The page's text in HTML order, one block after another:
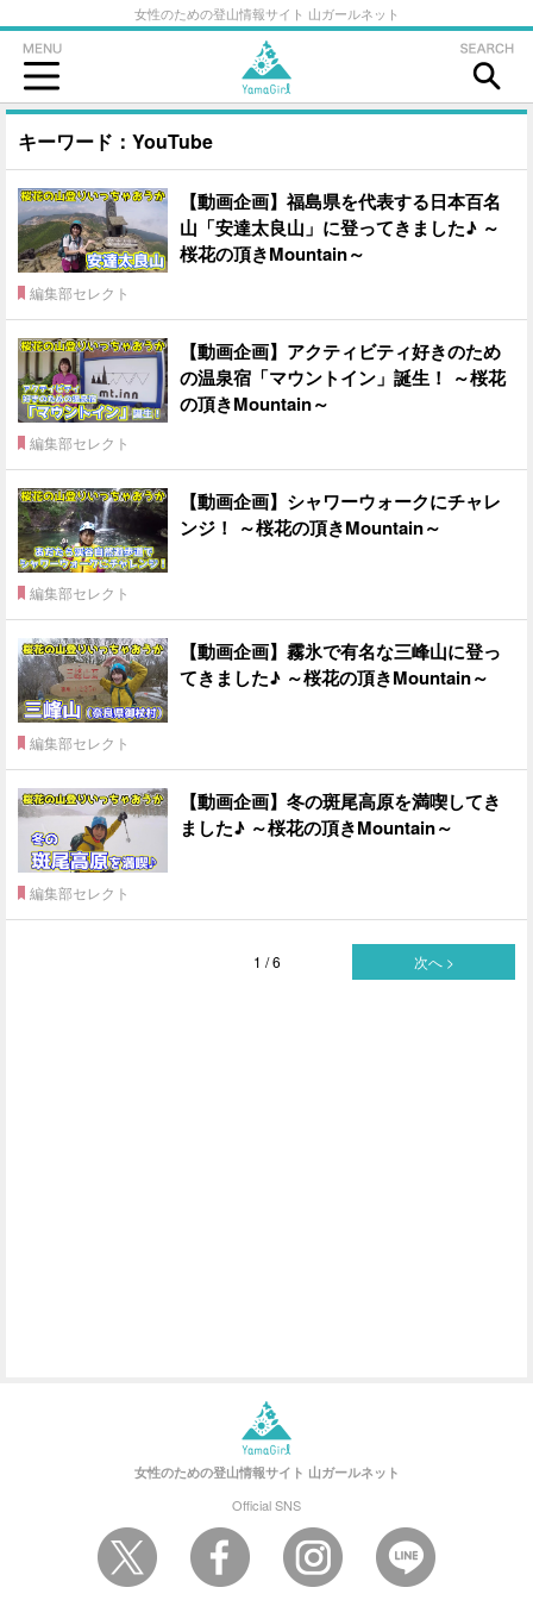
女性のための登山情報サイト 山ガールネット
キーワード：YouTube
【動画企画】福島県を代表する日本百名
山「安達太良山」に登ってきました♪ ～
桜花の頂きMountain～
編集部セレクト
【動画企画】アクティビティ好きのため
の温泉宿「マウントイン」誕生！ ～桜花
の頂きMountain～
編集部セレクト
【動画企画】シャワーウォークにチャレ
ンジ！ ～桜花の頂きMountain～
編集部セレクト
【動画企画】霧氷で有名な三峰山に登っ
てきました♪ ～桜花の頂きMountain～
編集部セレクト
【動画企画】冬の斑尾高原を満喫してき
ました♪ ～桜花の頂きMountain～
編集部セレクト
1 / 6 次へ >
女性のための登山情報サイト 山ガールネット
Official SNS